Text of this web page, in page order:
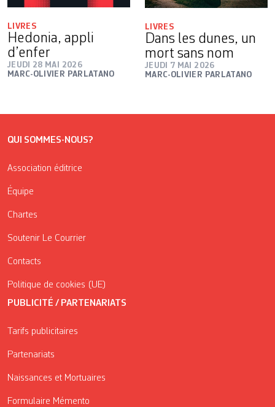
LIVRES
Hedonia, appli
d’enfer
JEUDI 28 MAI 2026
MARC-OLIVIER PARLATANO
LIVRES
Dans les dunes, un
mort sans nom
JEUDI 7 MAI 2026
MARC-OLIVIER PARLATANO
QUI SOMMES-NOUS?
Association éditrice
Équipe
Chartes
Soutenir Le Courrier
Contacts
Politique de cookies (UE)
PUBLICITÉ / PARTENARIATS
Tarifs publicitaires
Partenariats
Naissances et Mortuaires
Formulaire Mémento